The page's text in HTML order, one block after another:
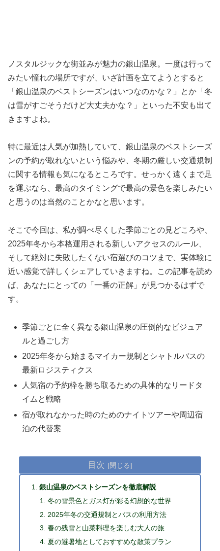
ノスタルジックな街並みが魅力の銀山温泉。一度は行って
みたい憧れの場所ですが、いざ計画を立てようとすると
「銀山温泉のベストシーズンはいつなのかな？」とか「冬
は雪がすごそうだけど大丈夫かな？」といった不安も出て
きますよね。
特に最近は人気が加熱していて、銀山温泉のベストシーズ
ンの予約が取れないという悩みや、冬期の厳しい交通規制
に関する情報も気になるところです。せっかく遠くまで足
を運ぶなら、最高のタイミングで最高の景色を楽しみたい
と思うのは当然のことかなと思います。
そこで今回は、私が調べ尽くした季節ごとの見どころや、
2025年冬から本格運用される新しいアクセスのルール、
そして絶対に失敗したくない宿選びのコツまで、実体験に
近い感覚で詳しくシェアしていきますね。この記事を読め
ば、あなたにとっての「一番の正解」が見つかるはずで
す。
季節ごとに全く異なる銀山温泉の圧倒的なビジュア
ルと過ごし方
2025年冬から始まるマイカー規制とシャトルバスの
最新ロジスティクス
人気宿の予約枠を勝ち取るための具体的なリードタ
イムと戦略
宿が取れなかった時のためのナイトツアーや周辺宿
泊の代替案
目次
銀山温泉のベストシーズンを徹底解説
冬の雪景色とガス灯が彩る幻想的な世界
2025年冬の交通規制とバスの利用方法
春の残雪と山菜料理を楽しむ大人の旅
夏の避暑地としておすすめな散策プラン